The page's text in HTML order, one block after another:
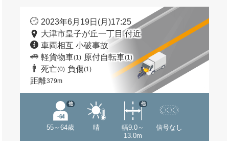
2023年6月19日(月)17:25
大津市皇子が丘一丁目 付近
車両相互 小破事故
軽貨物車(1) 原付自転車(1)
死亡(0) 負傷(1)
距離379m
55～64歳
他
晴
幅9.0～
13.0m
他
信号なし